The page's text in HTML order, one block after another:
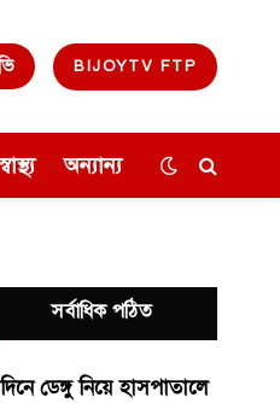
BIJOYTV FTP
অন্যান্য
সর্বাধিক পঠিত
ডেঙ্গু নিয়ে হাসপাতালে